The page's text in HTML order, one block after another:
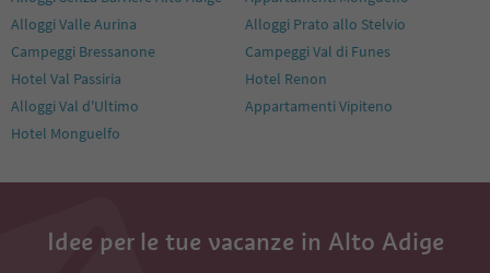
Alloggi Valle Aurina
Alloggi Prato allo Stelvio
Campeggi Bressanone
Campeggi Val di Funes
Hotel Val Passiria
Hotel Renon
Alloggi Val d'Ultimo
Appartamenti Vipiteno
Hotel Monguelfo
Idee per le tue vacanze in Alto Adige